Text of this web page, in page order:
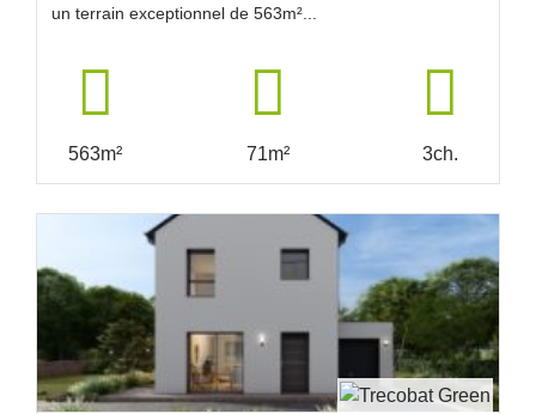
un terrain exceptionnel de 563m²...
563m² 71m² 3ch.